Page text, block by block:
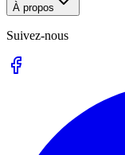
À propos
Suivez-nous